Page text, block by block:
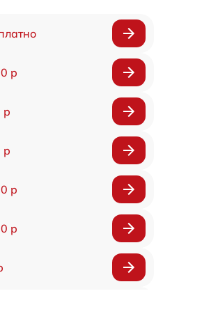
р
р
р
р
р